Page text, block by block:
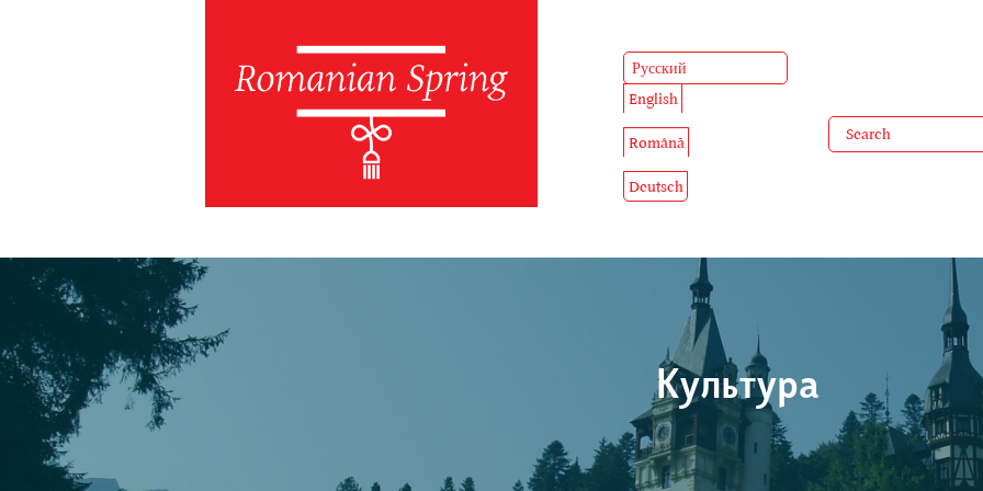
Русский
English
Română
Deutsch
Культура